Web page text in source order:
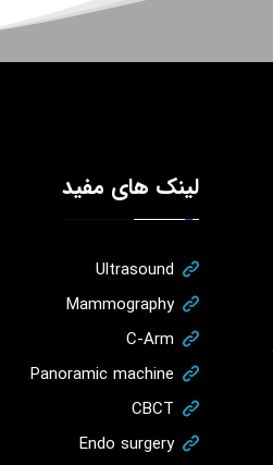
لینک های مفید
Ultrasound
Mammography
C-Arm
Panoramic machine
CBCT
Endo surgery